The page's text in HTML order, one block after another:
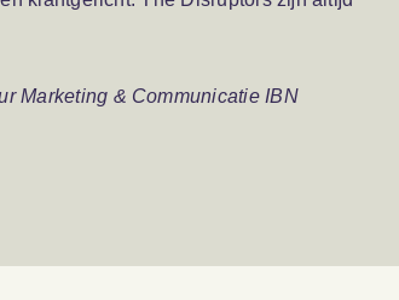
Marketing & Communicatie IBN